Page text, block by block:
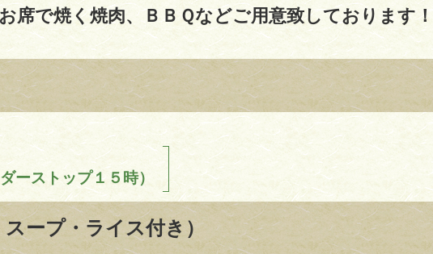
席で焼く焼肉、ＢＢＱなどご用意致しております！
ストップ１５時）
ープ・ライス付き）